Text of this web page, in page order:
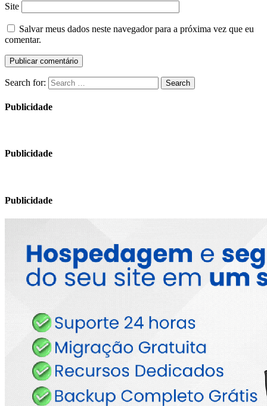
Site
Salvar meus dados neste navegador para a próxima vez que eu
comentar.
Search for: Search
Publicidade
Publicidade
Publicidade